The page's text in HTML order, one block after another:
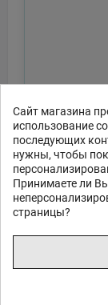
Сайт магазина
использование
последующих
нужны, чтобы
Принимаете ли
страницы?